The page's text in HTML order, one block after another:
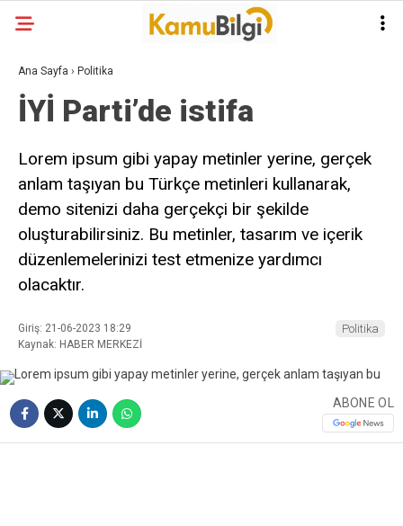
Ana Sayfa › Politika
İYİ Parti’de istifa
Lorem ipsum gibi yapay metinler yerine, gerçek
anlam taşıyan bu Türkçe metinleri kullanarak,
demo sitenizi daha gerçekçi bir şekilde
oluşturabilirsiniz. Bu metinler, tasarım ve içerik
düzenlemelerinizi test etmenize yardımcı
olacaktır.
Giriş: 21-06-2023 18:29
Kaynak: HABER MERKEZİ
Politika
ABONE OL